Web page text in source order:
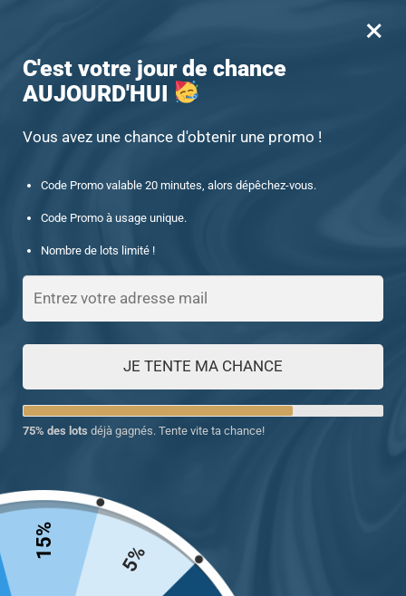
0
-15% offert des 60€ d’achat avec le code : UNIQUE15
Accueil / Chevalière en pierre Chevalière argent homme mettant en vedette une pierre Onyx
×
C'est votre jour de chance
AUJOURD'HUI
Vous avez une chance d'obtenir une promo !
Code Promo valable 20 minutes, alors dépêchez-vous.
Code Promo à usage unique.
Nombre de lots limité !
JE TENTE MA CHANCE
75% des lots déjà gagnés. Tente vite ta chance!
15% 5%